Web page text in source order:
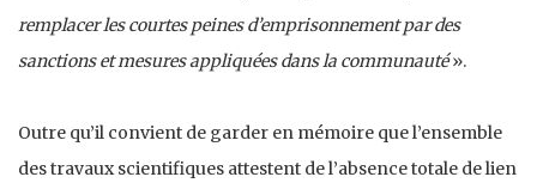
remplacer les courtes peines d’emprisonnement par des
sanctions et mesures appliquées dans la communauté».
Outre qu’il convient de garder en mémoire que l’ensemble
des travaux scientifiques attestent de l’absence totale de lien